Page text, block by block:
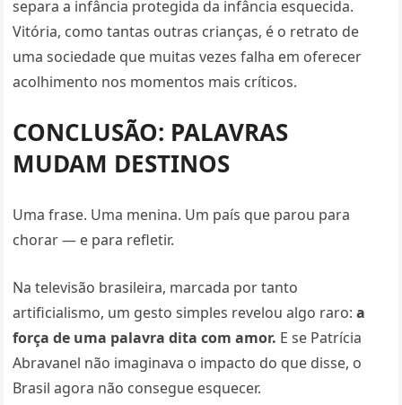
separa a infância protegida da infância esquecida.
Vitória, como tantas outras crianças, é o retrato de
uma sociedade que muitas vezes falha em oferecer
acolhimento nos momentos mais críticos.
CONCLUSÃO: PALAVRAS
MUDAM DESTINOS
Uma frase. Uma menina. Um país que parou para
chorar — e para refletir.
Na televisão brasileira, marcada por tanto
artificialismo, um gesto simples revelou algo raro:a
força de uma palavra dita com amor. E se Patrícia
Abravanel não imaginava o impacto do que disse, o
Brasil agora não consegue esquecer.